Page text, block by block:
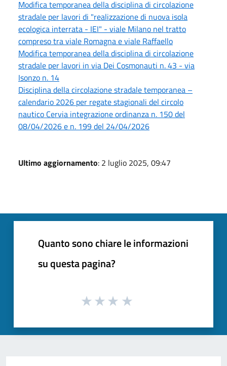
Modifica temporanea della disciplina di circolazione
stradale per lavori di "realizzazione di nuova isola
ecologica interrata - IEI" - viale Milano nel tratto
compreso tra viale Romagna e viale Raffaello
Modifica temporanea della disciplina di circolazione
stradale per lavori in via Dei Cosmonauti n. 43 - via
Isonzo n. 14
Disciplina della circolazione stradale temporanea –
calendario 2026 per regate stagionali del circolo
nautico Cervia integrazione ordinanza n. 150 del
08/04/2026 e n. 199 del 24/04/2026
Ultimo aggiornamento: 2 luglio 2025, 09:47
Quanto sono chiare le informazioni
su questa pagina?